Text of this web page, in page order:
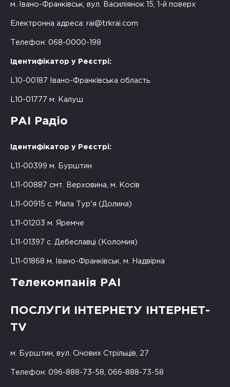
м. Івано-Франківськ, вул. Василіянок 15, 1-й поверх
Електронна адреса: rai@trkrai.com
Телефон: 068-0000-198
Ідентифікатор у Реєстрі:
L10-00187 Івано-Франківська область
L10-01777 м. Калуш
РАІ Радіо
Ідентифікатор у Реєстрі:
L11-00399 м. Бурштин
L11-00887 смт. Верховина, м. Косів
L11-00915 с. Мала Тур'я (Долина)
L11-01203 м. Яремче
L11-01397 с. Дебеславці (Коломия)
L11-01868 м. Івано-Франківськ, м. Надвірна
Телекомпанія РАІ
ПОСЛУГИ ІНТЕРНЕТУ ІНТЕРНЕТ-
TV
м. Бурштин, вул. Січових Стрільців, 27
Телефон: 096-888-73-58, 066-888-73-58